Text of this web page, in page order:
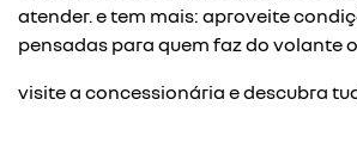
atender. e tem mais: aproveite
pensadas para quem faz do volante
visite a concessionária e descubra